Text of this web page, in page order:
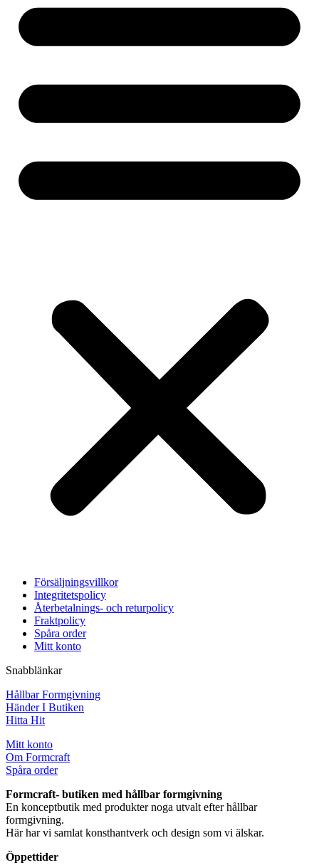
Försäljningsvillkor
Integritetspolicy
Återbetalnings- och returpolicy
Fraktpolicy
Spåra order
Mitt konto
Snabblänkar
Hållbar Formgivning
Händer I Butiken
Hitta Hit
Mitt konto
Om Formcraft
Spåra order
Formcraft- butiken med hållbar formgivning
En konceptbutik med produkter noga utvalt efter hållbar
formgivning.
Här har vi samlat konsthantverk och design som vi älskar.
Öppettider